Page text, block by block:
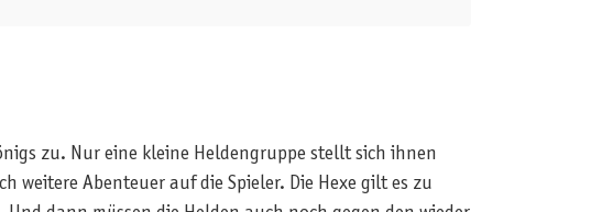
zu. Nur eine kleine Heldengruppe stellt sich ihnen
weitere Abenteuer auf die Spieler. Die Hexe gilt es zu